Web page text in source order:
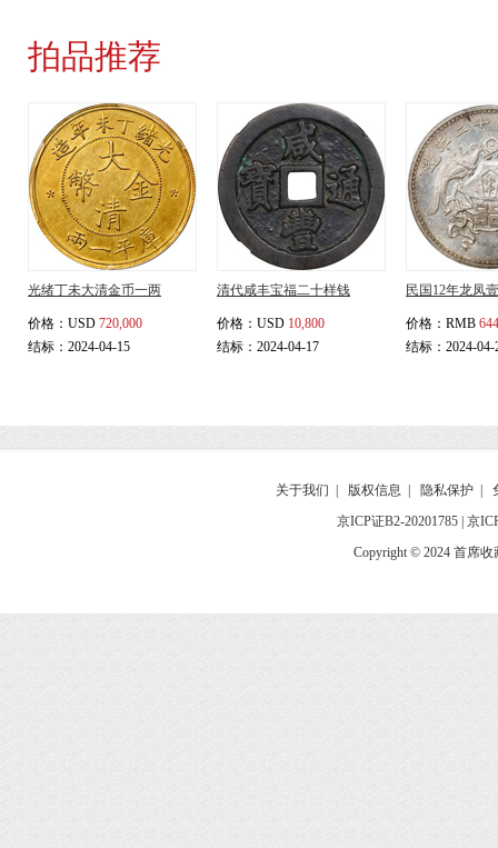
拍品推荐
光绪丁未大清金币一两
价格： USD 720,000
结标：2024-04-15
清代咸丰宝福二十样钱
价格： USD 10,800
结标：2024-04-17
民国12年龙凤
价格： RMB
结标：2024-04-
关于我们 版权信息 隐私保护
京ICP证B2-20201785 京
Copyright © 2024 首席收